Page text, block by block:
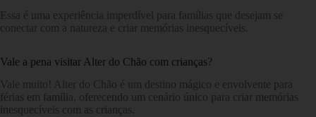
Essa é uma experiência imperdível para famílias que desejam se
conectar com a natureza e criar memórias inesquecíveis.
Vale a pena visitar Alter do Chão com crianças?
Vale muito! Alter do Chão é um destino mágico e envolvente para
férias em família, oferecendo um cenário único para criar memórias
inesquecíveis com as crianças.